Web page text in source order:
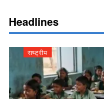
Headlines
राष्ट्रीय